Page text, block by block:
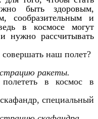
быть здоровым,
сообразительным и
в космосе могут
нужно рассчитывать
наш полет?
ракеты.
в космос в
специальный